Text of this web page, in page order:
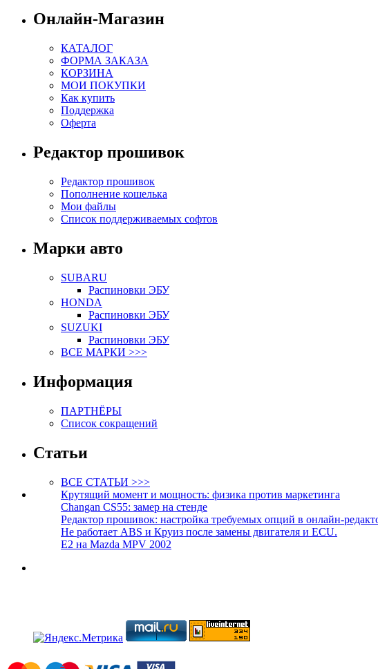
Онлайн-Магазин
КАТАЛОГ
ФОРМА ЗАКАЗА
КОРЗИНА
МОИ ПОКУПКИ
Как купить
Поддержка
Оферта
Редактор прошивок
Редактор прошивок
Пополнение кошелька
Мои файлы
Список поддерживаемых софтов
Марки авто
SUBARU
Распиновки ЭБУ
HONDA
Распиновки ЭБУ
SUZUKI
Распиновки ЭБУ
ВСЕ МАРКИ >>>
Информация
ПАРТНЁРЫ
Список сокращений
Статьи
ВСЕ СТАТЬИ >>>
Крутящий момент и мощность: физика против маркетинга
Changan CS55: замер на стенде
Редактор прошивок: настройка требуемых опций в онлайн-
Не работает ABS и Круиз после замены двигателя и ECU.
E2 на Mazda MPV 2002